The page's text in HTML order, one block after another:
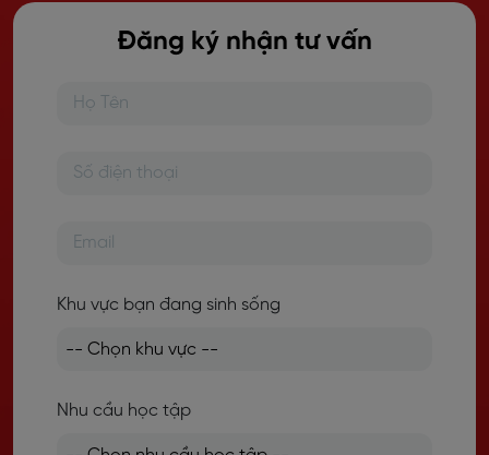
Đăng ký nhận tư vấn
Khu vực bạn đang sinh sống
Nhu cầu học tập